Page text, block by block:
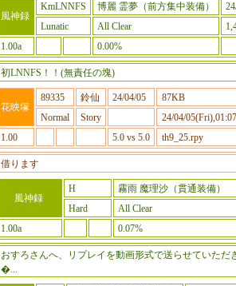
風神録
KmLNNFS 博麗 霊夢（前方集中装備）
Lunatic
All Clear
1.00a
0.00%
初LNNFS！！(無責任の塊)
花映塚
89335 鈴仙 24/04/05
87KB
Normal
Story
24/04/
1.00
5.0 vs 5.0 th9_25.rpy
借ります
風神録
H
霧雨 魔理沙（貫通装備）
Hard
All Clear
1.00a
0.07%
おすろさんへ、リプレイを動画形式で送らせていた
�...